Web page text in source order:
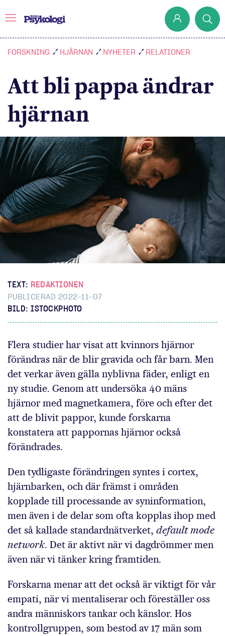
Prenumerera
Det har jag lärt mig
Klassiska experiment
Podd
Hjärnan
Intervju
Steg för steg
FORSKNING HJÄRNAN NYHETER RELATIONER
Att bli pappa ändrar
hjärnan
TEXT: REDAKTIONEN
PUBLICERAD 2022-11-07
BILD: ISTOCKPHOTO
Flera studier har visat att kvinnors hjärnor
förändras när de blir gravida och får barn. Men
det verkar även gälla nyblivna fäder, enligt en
ny studie. Genom att undersöka 40 mäns
hjärnor med magnetkamera, före och efter det
att de blivit pappor, kunde forskarna
konstatera att pappornas hjärnor också
förändrades.
Den tydligaste förändringen syntes i cortex,
hjärnbarken, och där främst i områden
kopplade till processande av syninformation,
men även i de delar som ofta kopplas ihop med
det så kallade standardnätverket, default mode
network. Det är aktivt när vi dagdrömmer men
även när vi tänker kring framtiden.
Forskarna menar att det också är viktigt för vår
empati, när vi mentaliserar och föreställer oss
andra människors tankar och känslor. Hos
kontrollgruppen, som bestod av 17 män som